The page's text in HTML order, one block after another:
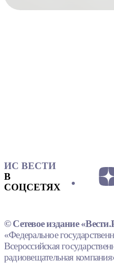
ИС ВЕСТИ
В
СОЦСЕТЯХ
© Сетевое издание
«Федеральное
Всероссийская
радиовещательная